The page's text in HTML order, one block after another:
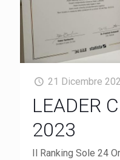
21 Dicembre
LEADER
2023
Il Ranking Sole 24